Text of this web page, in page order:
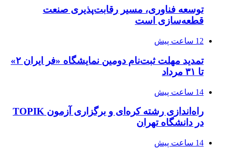
توسعه فناوری، مسیر رقابت‌پذیری صنعت
قطعه‌سازی است
12 ساعت پیش
تمدید مهلت ثبت‌نام دومین نمایشگاه «فر ایران ۲»
تا ۳۱ مرداد
14 ساعت پیش
راه‌اندازی رشته کره‌ای و برگزاری آزمون TOPIK
در دانشگاه تهران
14 ساعت پیش